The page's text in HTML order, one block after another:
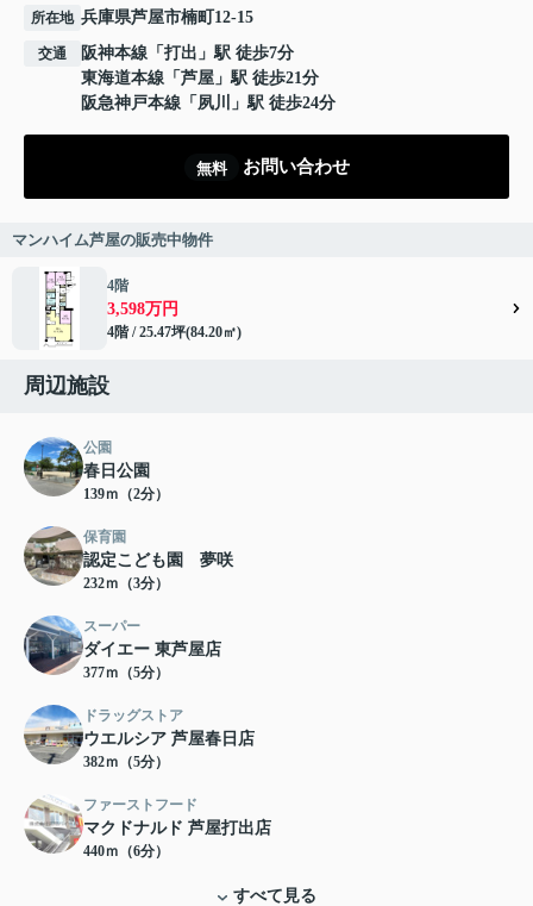
所在地 兵庫県芦屋市楠町 12-15
交通 阪神本線 「 打出 」駅 徒歩7分
東海道本線 「 芦屋 」駅 徒歩21分
阪急神戸本線 「 夙川 」駅 徒歩24分
無料 お問い合わせ
マンハイム芦屋の販売中物件
4階
3,598万円
4階 / 25.47坪(84.20㎡)
周辺施設
公園
春日公園
139ｍ（2分）
保育園
認定こども園 夢咲
232ｍ（3分）
スーパー
ダイエー 東芦屋店
377ｍ（5分）
ドラッグストア
ウエルシア 芦屋春日店
382ｍ（5分）
ファーストフード
マクドナルド 芦屋打出店
440ｍ（6分）
すべて見る